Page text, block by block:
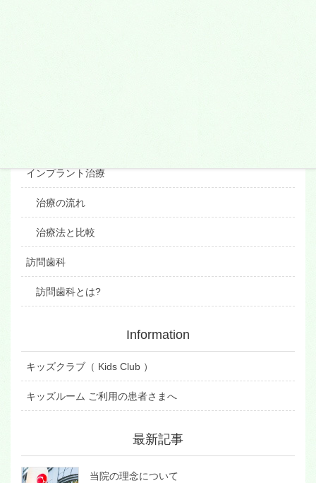
インプラント治療
治療の流れ
治療法と比較
訪問歯科
訪問歯科とは?
Information
キッズクラブ（ Kids Club ）
キッズルーム ご利用の患者さまへ
最新記事
当院の理念について